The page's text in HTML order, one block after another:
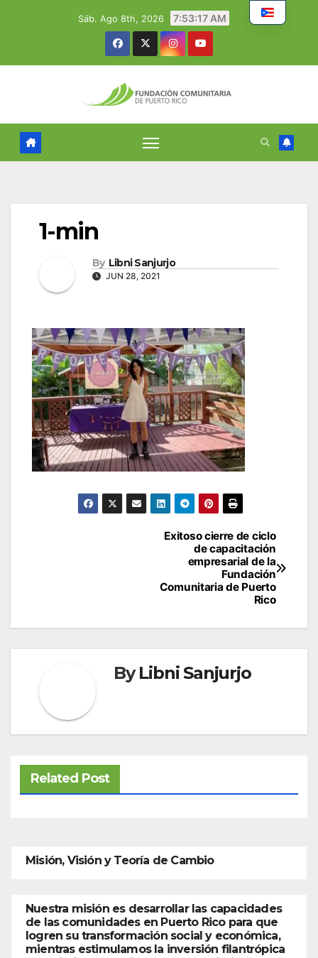
Sáb. Ago 8th, 2026 7:53:18 AM
1-min
By Libni Sanjurjo
JUN 28, 2021
Exitoso cierre de ciclo
de capacitación
empresarial de la
Fundación
Comunitaria de Puerto
Rico
ByLibni Sanjurjo
Related Post
Misión, Visión y Teoría de Cambio
Nuestra misión es desarrollar las capacidades
de las comunidades en Puerto Rico para que
logren su transformación social y económica,
mientras estimulamos la inversión filantrópica